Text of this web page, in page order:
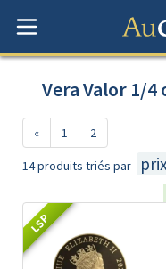
Vera Valor 1/4
« 1 2
14 produits triés par
LSP